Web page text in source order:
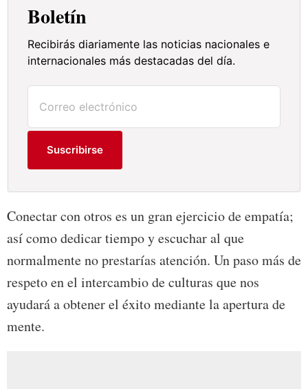
Boletín
Recibirás diariamente las noticias nacionales e
internacionales más destacadas del día.
Suscribirse
Conectar con otros es un gran ejercicio de empatía;
así como dedicar tiempo y escuchar al que
normalmente no prestarías atención. Un paso más de
respeto en el intercambio de culturas que nos
ayudará a obtener el éxito mediante la apertura de
mente.